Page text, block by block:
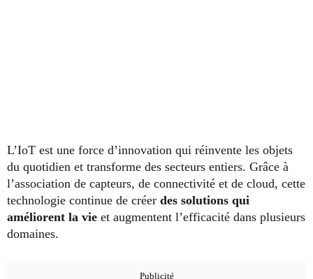
L’IoT est une force d’innovation qui réinvente les objets
du quotidien et transforme des secteurs entiers. Grâce à
l’association de capteurs, de connectivité et de cloud, cette
technologie continue de créer des solutions qui
améliorent la vie et augmentent l’efficacité dans plusieurs
domaines.